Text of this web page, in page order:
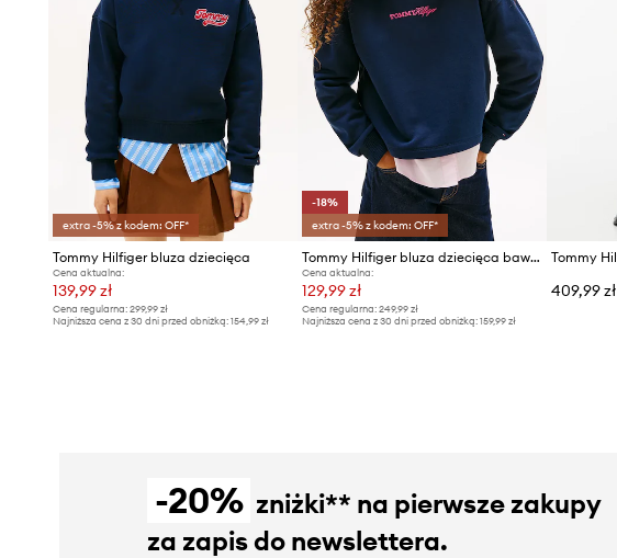
extra -5% z kodem: OFF*
Tommy Hilfiger bluza dziecięca
Cena aktualna:
139,99 zł
Cena regularna: 299,99 zł
Najniższa cena z 30 dni przed obniżką: 154,99 zł
-18%
extra -5% z kodem: OFF*
Tommy Hilfiger bluza dziecięca bawełniana
Cena aktualna:
129,99 zł
Cena regularna:249,99 zł
Najniższa cena z 30 dni przed obniżką:159,99 zł
409,99 zł
-20% zniżki** na pierwsze zakupy
za zapis do newslettera.